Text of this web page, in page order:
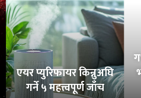
एयर प्युरिफायर किन्नुअघि
गर्ने ५ महत्त्वपूर्ण जाँच